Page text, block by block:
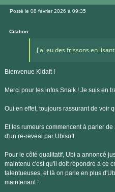
Posté le 08 février 2026 à 09:35
Citation:
J'ai eu des frissons en
Bienvenue Kidaft !
Merci pour les infos Snaik ! Je suis en
Oui en effet, toujours rassurant de voir
Et les rumeurs commencent à parler
d'un re-reveal par Ubisoft.
Pour le côté qualitatif, Ubi a annoncé
maintenu c'est qu'il doit répondre à ce
talentueuses, et là on parle en plus
maintenant !